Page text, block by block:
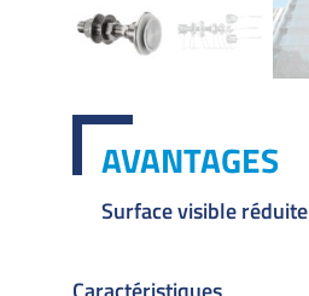
AVANTAGES
Surface visible réduite